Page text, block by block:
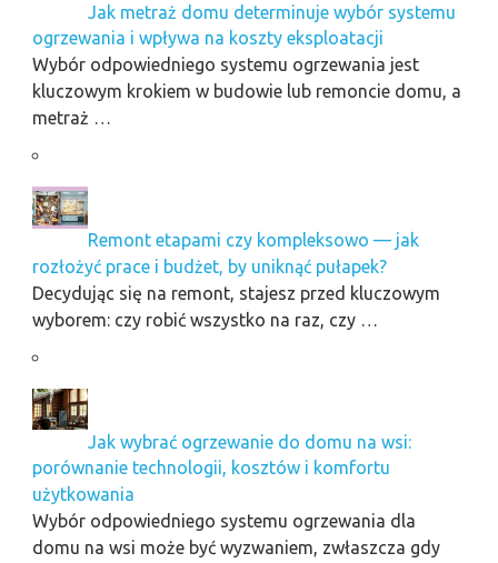
Jak metraż domu determinuje wybór systemu
ogrzewania i wpływa na koszty eksploatacji
Wybór odpowiedniego systemu ogrzewania jest
kluczowym krokiem w budowie lub remoncie domu, a
metraż …
Remont etapami czy kompleksowo — jak
rozłożyć prace i budżet, by uniknąć pułapek?
Decydując się na remont, stajesz przed kluczowym
wyborem: czy robić wszystko na raz, czy …
Jak wybrać ogrzewanie do domu na wsi:
porównanie technologii, kosztów i komfortu
użytkowania
Wybór odpowiedniego systemu ogrzewania dla
domu na wsi może być wyzwaniem, zwłaszcza gdy